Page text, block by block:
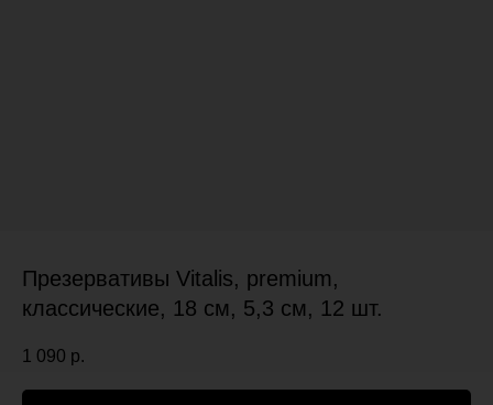
Презервативы Vitalis, premium,
классические, 18 см, 5,3 см, 12 шт.
1 090 р.